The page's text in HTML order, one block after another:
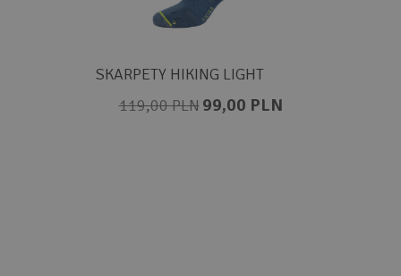
SKARPETY HIKING LIGHT
119,00 PLN 99,00 PLN